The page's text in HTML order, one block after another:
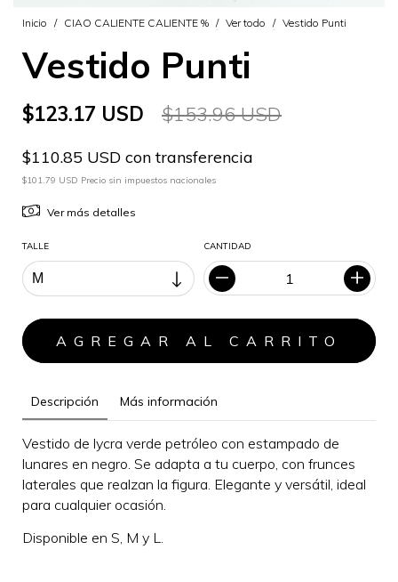
Inicio / CIAO CALIENTE CALIENTE % / Ver todo / Vestido Punti
Vestido Punti
$123.17 USD $153.96 USD
$110.85 USD con transferencia
$101.79 USD Precio sin impuestos nacionales
Ver más detalles
TALLE CANTIDAD
Descripción Más información
Vestido de lycra verde petróleo con estampado de
lunares en negro. Se adapta a tu cuerpo, con frunces
laterales que realzan la figura. Elegante y versátil, ideal
para cualquier ocasión.
Disponible en S, M y L.